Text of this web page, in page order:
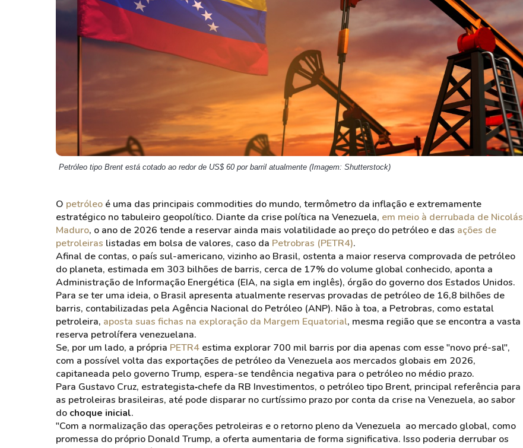
Ver todos Ver todos
Petróleo tipo Brent está cotado ao redor de US$ 60 por barril atualmente (Imagem: Shutterstock)
O petróleo é uma das principais commodities do mundo, termômetro da inflação e extremamente
estratégico no tabuleiro geopolítico. Diante da crise política na Venezuela, em meio à derrubada de Nicolás
Maduro, o ano de 2026 tende a reservar ainda mais volatilidade ao preço do petróleo e das ações de
petroleiras listadas em bolsa de valores, caso da Petrobras (PETR4).
Afinal de contas, o país sul-americano, vizinho ao Brasil, ostenta a maior reserva comprovada de petróleo
do planeta, estimada em 303 bilhões de barris, cerca de 17% do volume global conhecido, aponta a
Administração de Informação Energética (EIA, na sigla em inglês), órgão do governo dos Estados Unidos.
Para se ter uma ideia, o Brasil apresenta atualmente reservas provadas de petróleo de 16,8 bilhões de
barris, contabilizadas pela Agência Nacional do Petróleo (ANP). Não à toa, a Petrobras, como estatal
petroleira, aposta suas fichas na exploração da Margem Equatorial, mesma região que se encontra a vasta
reserva petrolífera venezuelana.
Se, por um lado, a própria PETR4 estima explorar 700 mil barris por dia apenas com esse "novo pré-sal",
com a possível volta das exportações de petróleo da Venezuela aos mercados globais em 2026,
capitaneada pelo governo Trump, espera-se tendência negativa para o petróleo no médio prazo.
Para Gustavo Cruz, estrategista‑chefe da RB Investimentos, o petróleo tipo Brent, principal referência para
as petroleiras brasileiras, até pode disparar no curtíssimo prazo por conta da crise na Venezuela, ao sabor
do choque inicial.
"Com a normalização das operações petroleiras e o retorno pleno da Venezuela ao mercado global, como
promessa do próprio Donald Trump, a oferta aumentaria de forma significativa. Isso poderia derrubar os